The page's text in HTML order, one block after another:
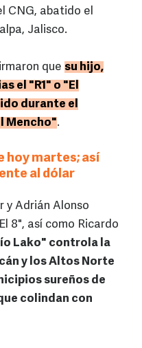
CNG, abatido el
Jalisco.
que su hijo,
el "R1" o "El
durante el
Mencho".
hoy martes; así
al dólar
y Adrián Alonso
8", así como Ricardo
Lako" controla la
y los Altos Norte
sureños de
colindan con